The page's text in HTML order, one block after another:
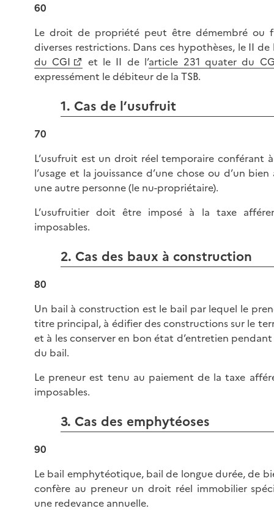
60
Le droit de propriété peut être démembré ou
diverses restrictions. Dans ces hypothèses, le II de
du CGI
et le II de l’article 231 quater du
expressément le débiteur de la TSB.
1. Cas de l’usufruit
70
L’usufruit est un droit réel temporaire conférant
l’usage et la jouissance d’une chose ou d’un
une autre personne (le nu-propriétaire).
L’usufruitier doit être imposé à la taxe
imposables.
2. Cas des baux à construction
80
Un bail à construction est le bail par lequel le
titre principal, à édifier des constructions sur le
et à les conserver en bon état d’entretien
du bail.
Le preneur est tenu au paiement de la taxe
imposables.
3. Cas des emphytéoses
90
Le bail emphytéotique, bail de longue durée, de
confère au preneur un droit réel immobilier
une redevance annuelle.